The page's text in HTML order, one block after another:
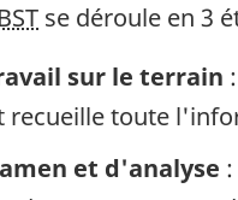
BST se déroule en 3
sur le terrain
recueille toute
et d'analyse